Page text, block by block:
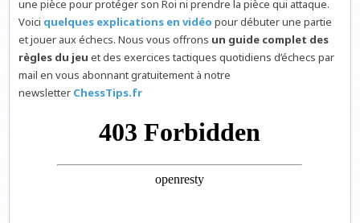
une pièce pour protéger son Roi ni prendre la pièce qui attaque.
Voici quelques explications en vidéo pour débuter une partie
et jouer aux échecs. Nous vous offrons un guide complet des
règles du jeu et des exercices tactiques quotidiens d’échecs par
mail en vous abonnant gratuitement à notre
newsletter ChessTips.fr